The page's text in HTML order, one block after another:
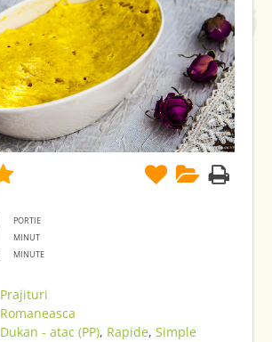
portie
minut
minute
Prajituri
Romaneasca
Dukan - atac (PP), Rapide,Simple